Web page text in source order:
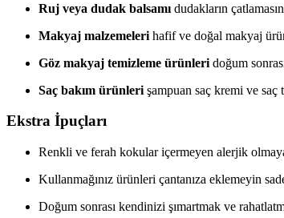
Ruj veya dudak balsamı dudakların
Makyaj malzemeleri hafif ve doğal makyaj
Göz makyaj temizleme ürünleri doğum
Saç bakım ürünleri şampuan saç kremi ve saç
Ekstra İpuçları
Renkli ve ferah kokular içermeyen alerjik
Kullanmağınız ürünleri çantanıza eklemeyin
Doğum sonrası kendinizi şımartmak ve